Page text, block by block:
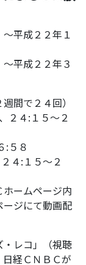
平成２２年１
平成２２年３
間で２４回）
２４:１５～２
:５８
４:１５～２
ームページ内
ジにて動画配
レコ」（視聴
経ＣＮＢＣが